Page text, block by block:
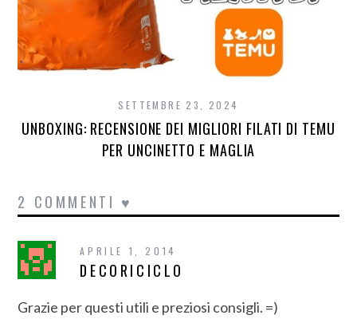
SETTEMBRE 23, 2024
UNBOXING: RECENSIONE DEI MIGLIORI FILATI DI TEMU
PER UNCINETTO E MAGLIA
2 COMMENTI ♥
APRILE 1, 2014
DECORICICLO
Grazie per questi utili e preziosi consigli. =)